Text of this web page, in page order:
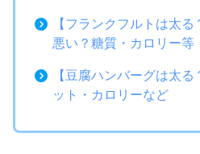
【フランクフルトは太
悪い？糖質・カロリー等
【豆腐ハンバーグは太
ット・カロリーなど